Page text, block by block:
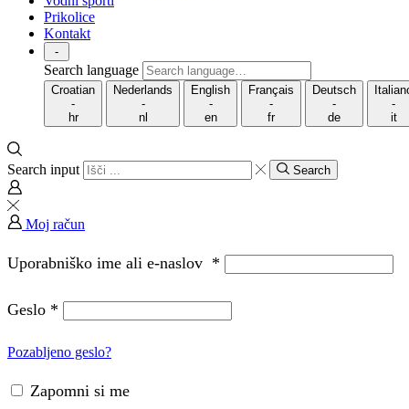
Prikolice
Kontakt
-
Search language
Croatian
-
hr
Nederlands
-
nl
English
-
en
Français
-
fr
Deutsch
-
de
-
it
Search input Search
Moj račun
Uporabniško ime ali e-naslov *
Geslo *
Pozabljeno geslo?
Zapomni si me